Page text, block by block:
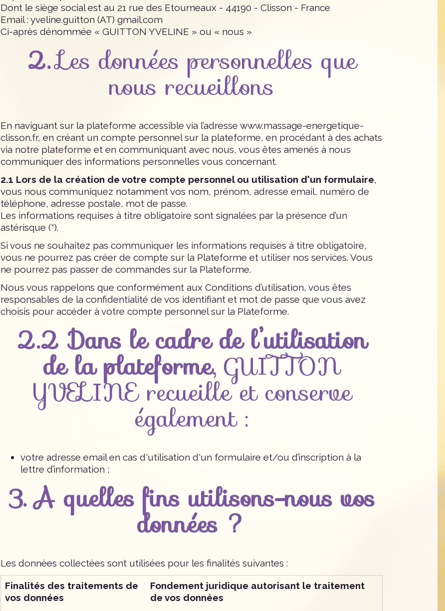
Dont le siège social est au 21 rue des Etourneaux - 44190 - Clisson - France
Email : yveline.guitton (AT) gmail.com
Ci-après dénommée « GUITTON YVELINE » ou « nous »
2.Les données personnelles que
nous recueillons
En naviguant sur la plateforme accessible via l’adresse www.massage-energetique-
clisson.fr, en créant un compte personnel sur la plateforme, en procédant à des achats
via notre plateforme et en communiquant avec nous, vous êtes amenés à nous
communiquer des informations personnelles vous concernant.
2.1 Lors de la création de votre compte personnel ou utilisation d'un formulaire,
vous nous communiquez notamment vos nom, prénom, adresse email, numéro de
téléphone, adresse postale, mot de passe.
Les informations requises à titre obligatoire sont signalées par la présence d’un
astérisque (*).
Si vous ne souhaitez pas communiquer les informations requises à titre obligatoire,
vous ne pourrez pas créer de compte sur la Plateforme et utiliser nos services. Vous
ne pourrez pas passer de commandes sur la Plateforme.
Nous vous rappelons que conformément aux Conditions d’utilisation, vous êtes
responsables de la confidentialité de vos identifiant et mot de passe que vous avez
choisis pour accéder à votre compte personnel sur la Plateforme.
2.2 Dans le cadre de l’utilisation
de la plateforme, GUITTON
YVELINE recueille et conserve
également :
votre adresse email en cas d'utilisation d'un formulaire et/ou d’inscription à la
lettre d’information ;
3. A quelles fins utilisons-nous vos
données ?
Les données collectées sont utilisées pour les finalités suivantes :
Finalités des traitements de
vos données
Fondement juridique autorisant le traitement
de vos données